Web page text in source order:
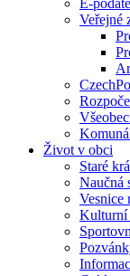
E-
Veřejné
Život v obci
Staré
Naučná
Vesnice
Kulturní